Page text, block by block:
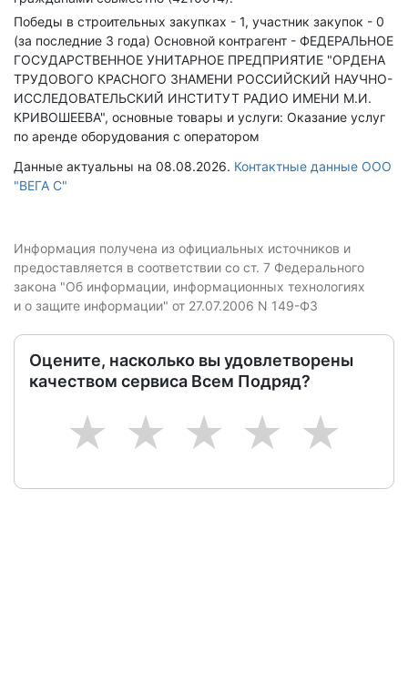
Победы в строительных закупках - 1, участник закупок - 0
(за последние 3 года) Основной контрагент - ФЕДЕРАЛЬНОЕ
ГОСУДАРСТВЕННОЕ УНИТАРНОЕ ПРЕДПРИЯТИЕ "ОРДЕНА
ТРУДОВОГО КРАСНОГО ЗНАМЕНИ РОССИЙСКИЙ НАУЧНО-
ИССЛЕДОВАТЕЛЬСКИЙ ИНСТИТУТ РАДИО ИМЕНИ М.И.
КРИВОШЕЕВА", основные товары и услуги: Оказание услуг
по аренде оборудования с оператором
Данные актуальны на 08.08.2026. Контактные данные ООО
"ВЕГА С"
Информация получена из официальных источников и
предоставляется в соответствии со ст. 7 Федерального
закона "Об информации, информационных технологиях
и о защите информации" от 27.07.2006 N 149-ФЗ
Оцените, насколько вы удовлетворены
качеством сервиса Всем Подряд?
5
4
3
2
1